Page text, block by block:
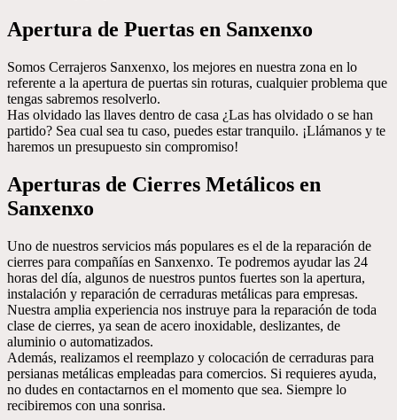
Apertura de Puertas en Sanxenxo
Somos Cerrajeros Sanxenxo, los mejores en nuestra zona en lo
referente a la apertura de puertas sin roturas, cualquier problema que
tengas sabremos resolverlo.
Has olvidado las llaves dentro de casa ¿Las has olvidado o se han
partido? Sea cual sea tu caso, puedes estar tranquilo. ¡Llámanos y te
haremos un presupuesto sin compromiso!
Aperturas de Cierres Metálicos en
Sanxenxo
Uno de nuestros servicios más populares es el de la reparación de
cierres para compañías en Sanxenxo. Te podremos ayudar las 24
horas del día, algunos de nuestros puntos fuertes son la apertura,
instalación y reparación de cerraduras metálicas para empresas.
Nuestra amplia experiencia nos instruye para la reparación de toda
clase de cierres, ya sean de acero inoxidable, deslizantes, de
aluminio o automatizados.
Además, realizamos el reemplazo y colocación de cerraduras para
persianas metálicas empleadas para comercios. Si requieres ayuda,
no dudes en contactarnos en el momento que sea. Siempre lo
recibiremos con una sonrisa.